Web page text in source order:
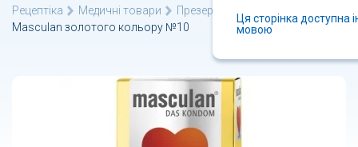
Ця сторінка доступна
мовою
Рецептіка Медичні товари Презервативи
Masculan золотого кольору №10